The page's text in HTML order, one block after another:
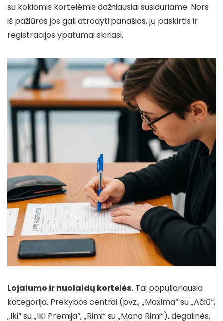
su kokiomis kortelėmis dažniausiai susiduriame. Nors
iš pažiūros jos gali atrodyti panašios, jų paskirtis ir
registracijos ypatumai skiriasi.
Lojalumo ir nuolaidų kortelės. Tai populiariausia
kategorija. Prekybos centrai (pvz., „Maxima“ su „Ačiū“,
„Iki“ su „IKI Premija“, „Rimi“ su „Mano Rimi“), degalinės,